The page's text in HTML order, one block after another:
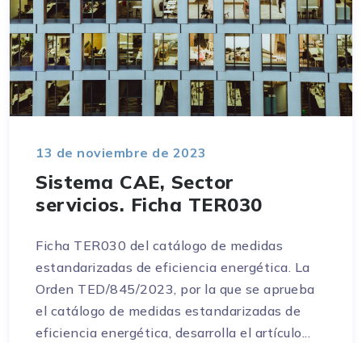
13 de noviembre de 2023
Sistema CAE, Sector
servicios. Ficha TER030
Ficha TER030 del catálogo de medidas
estandarizadas de eficiencia energética. La
Orden TED/845/2023, por la que se aprueba
el catálogo de medidas estandarizadas de
eficiencia energética, desarrolla el artículo...